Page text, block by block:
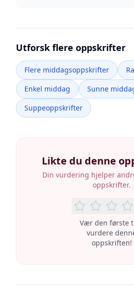
Utforsk flere oppskrifter
Flere middagsoppskrifter
Enkel middag
Sunne
Suppeoppskrifter
Likte du denne
Din vurdering hjelper
oppskrifter.
Vær den første
vurdere
oppskriften!